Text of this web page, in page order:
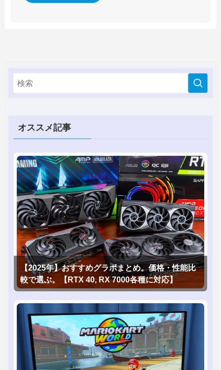
オススメ記事
【2025年】おすすめグラボまとめ。価格・性能比
較で選ぶ。【RTX 40, RX 7000各種に対応】